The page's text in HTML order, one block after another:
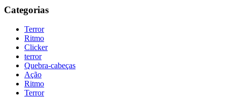
Categorias
Terror
Ritmo
Clicker
terror
Quebra-cabeças
Ação
Ritmo
Terror